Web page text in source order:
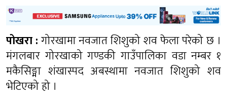
पोखरा :गोरखामा नवजात शिशुको शव फेला परेको छ ।
मंगलबार गोरखाको गण्डकी गाउँपालिका वडा नम्बर १
मकैसिङ्मा शंखास्पद अबस्थामा नवजात शिशुको शव
भेटिएको हो ।